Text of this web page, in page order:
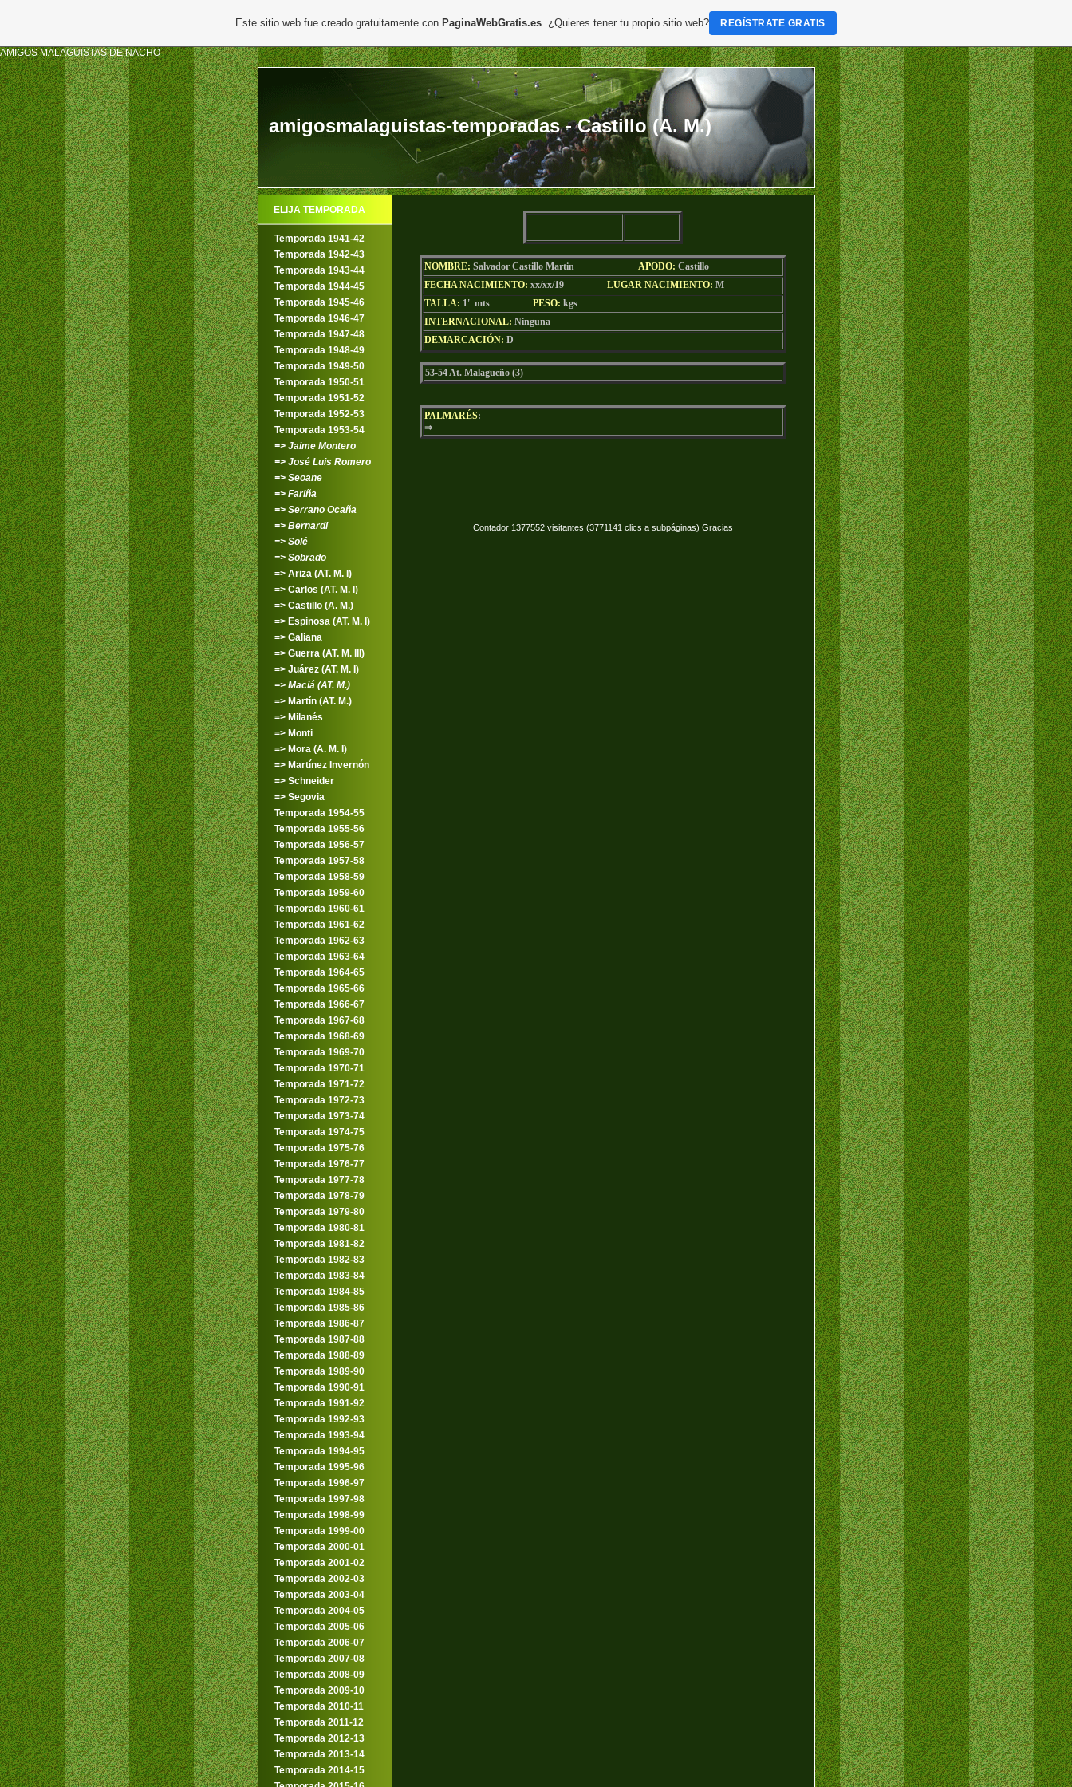
AMIGOS MALAGUISTAS DE NACHO
amigosmalaguistas-temporadas - Castillo (A. M.)
ELIJA TEMPORADA
Temporada 1941-42
Temporada 1942-43
Temporada 1943-44
Temporada 1944-45
Temporada 1945-46
Temporada 1946-47
Temporada 1947-48
Temporada 1948-49
Temporada 1949-50
Temporada 1950-51
Temporada 1951-52
Temporada 1952-53
Temporada 1953-54
=> Jaime Montero
=> José Luis Romero
=> Seoane
=> Fariña
=> Serrano Ocaña
=> Bernardi
=> Solé
=> Sobrado
=> Ariza (AT. M. I)
=> Carlos (AT. M. I)
=> Castillo (A. M.)
=> Espinosa (AT. M. I)
=> Galiana
=> Guerra (AT. M. III)
=> Juárez (AT. M. I)
=> Maciá (AT. M.)
=> Martín (AT. M.)
=> Milanés
=> Monti
=> Mora (A. M. I)
=> Martínez Invernón
=> Schneider
=> Segovia
Temporada 1954-55
Temporada 1955-56
Temporada 1956-57
Temporada 1957-58
Temporada 1958-59
Temporada 1959-60
Temporada 1960-61
Temporada 1961-62
Temporada 1962-63
Temporada 1963-64
Temporada 1964-65
Temporada 1965-66
Temporada 1966-67
Temporada 1967-68
Temporada 1968-69
Temporada 1969-70
Temporada 1970-71
Temporada 1971-72
Temporada 1972-73
Temporada 1973-74
Temporada 1974-75
Temporada 1975-76
Temporada 1976-77
Temporada 1977-78
Temporada 1978-79
Temporada 1979-80
Temporada 1980-81
Temporada 1981-82
Temporada 1982-83
Temporada 1983-84
Temporada 1984-85
Temporada 1985-86
Temporada 1986-87
Temporada 1987-88
Temporada 1988-89
Temporada 1989-90
Temporada 1990-91
Temporada 1991-92
Temporada 1992-93
Temporada 1993-94
Temporada 1994-95
Temporada 1995-96
Temporada 1996-97
Temporada 1997-98
Temporada 1998-99
Temporada 1999-00
Temporada 2000-01
Temporada 2001-02
Temporada 2002-03
Temporada 2003-04
Temporada 2004-05
Temporada 2005-06
Temporada 2006-07
Temporada 2007-08
Temporada 2008-09
Temporada 2009-10
Temporada 2010-11
Temporada 2011-12
Temporada 2012-13
Temporada 2013-14
Temporada 2014-15
NOMBRE: Salvador Castillo Martin APODO: Castillo
FECHA NACIMIENTO: xx/xx/19 LUGAR NACIMIENTO: M
TALLA: 1' mts PESO: kgs
INTERNACIONAL: Ninguna
DEMARCACIÓN: D
53-54 At. Malagueño (3)
PALMARÉS:
⇒
Contador 1377552 visitantes (3771141 clics a subpáginas) Gracias
Este sitio web fue creado gratuitamente con PaginaWebGratis.es. ¿Quieres tener tu propio sitio web? REGÍSTRATE GRATIS